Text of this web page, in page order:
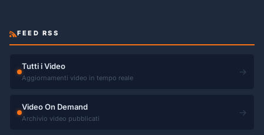
FEED RSS
Tutti i Video
Aggiornamenti video in tempo reale
→
Video On Demand
Archivio video pubblicati
→